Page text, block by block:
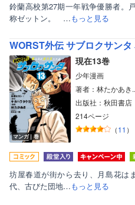
鈴蘭高校第27期一年戦争優勝者。
称ゼットン。 …もっと見る
WORST外伝 サブロクサン
マンガ｜巻
現在13巻
少年漫画
著者：林たかあき
出版社：秋田書店
214ページ
（11 ）
坊屋春道が街から去り、月島花は
代、古びた団地…もっと見る